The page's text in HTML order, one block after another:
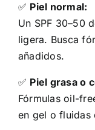
✅ Piel normal:
Un SPF 30–50
ligera. Busca
añadidos.
✅ Piel grasa o
Fórmulas oil-
en gel o fluidas